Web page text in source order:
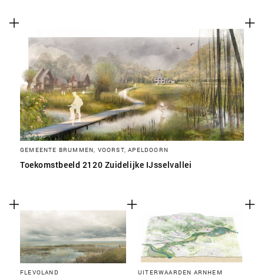
GEMEENTE BRUMMEN, VOORST, APELDOORN
Toekomstbeeld 2120 Zuidelijke IJsselvallei
FLEVOLAND UITERWAARDEN ARNHEM